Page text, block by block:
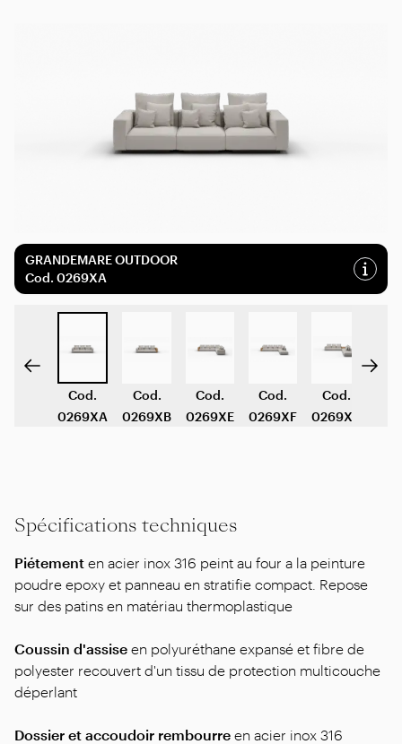
GRANDEMARE OUTDOOR
Cod. 0269XA
Cod.
0269XA
Cod.
0269XB
Cod.
0269XE
Cod.
0269XF
Cod.
0269XG
Spécifications techniques
Piétement en acier inox 316 peint au four a la peinture
poudre epoxy et panneau en stratifie compact. Repose
sur des patins en matériau thermoplastique
Coussin d'assise en polyuréthane expansé et fibre de
polyester recouvert d'un tissu de protection multicouche
déperlant
Dossier et accoudoir rembourre en acier inox 316